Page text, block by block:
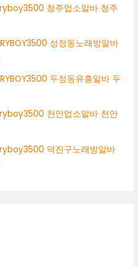
청주업소알바 청주
성정동노래방알바
두정동유흥알바 두
천안업소알바 천안
덕진구노래방알바